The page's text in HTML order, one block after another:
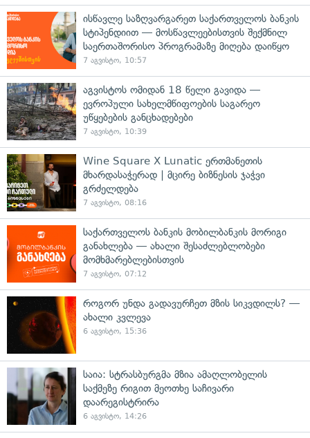
ისწავლე საზღვარგარეთ საქართველოს ბანკის
სტიპენდიით — მოსწავლეებისთვის შექმნილ
საერთაშორისო პროგრამაზე მიღება დაიწყო
7 აგვისტო, 10:57
აგვისტოს ომიდან 18 წელი გავიდა —
ევროპული სახელმწიფოების საგარეო
უწყებების განცხადებები
7 აგვისტო, 10:39
Wine Square X Lunatic ერთმანეთის
მხარდასაჭერად | მცირე ბიზნესის ჯაჭვი
გრძელდება
7 აგვისტო, 08:16
საქართველოს ბანკის მობილბანკის მორიგი
განახლება — ახალი შესაძლებლობები
მომხმარებლებისთვის
7 აგვისტო, 07:12
როგორ უნდა გადავურჩეთ მზის სიკვდილს? —
ახალი კვლევა
6 აგვისტო, 15:36
საია: სტრასბურგმა მზია ამაღლობელის
საქმეზე რიგით მეოთხე საჩივარი
დაარეგისტრირა
6 აგვისტო, 14:26